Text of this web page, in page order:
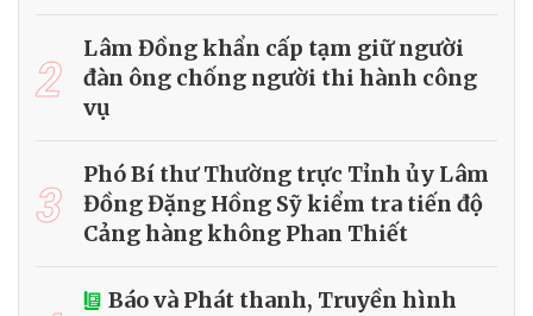
2
Lâm Đồng khẩn cấp tạm giữ người
đàn ông chống người thi hành công
vụ
3
Phó Bí thư Thường trực Tỉnh ủy Lâm
Đồng Đặng Hồng Sỹ kiểm tra tiến độ
Cảng hàng không Phan Thiết
Báo và Phát thanh, Truyền hình